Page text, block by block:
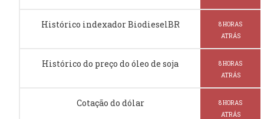
Histórico indexador BiodieselBR
8 HORAS
ATRÁS
Histórico do preço do óleo de soja
8 HORAS
ATRÁS
Cotação do dólar
8 HORAS
ATRÁS